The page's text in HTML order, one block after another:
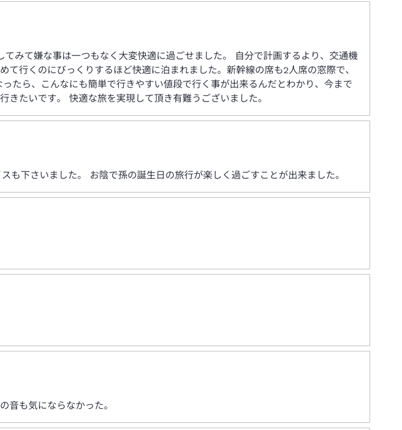
みて嫌な事は一つもなく大変快適に過ごせました。 自分で計画するより、交通機
行くのにびっくりするほど快適に泊まれました。新幹線の席も2人席の窓際で、
たら、こんなにも簡単で行きやすい値段で行く事が出来るんだとわかり、今まで
たいです。 快適な旅を実現して頂き有難うございました。
下さいました。 お陰で孫の誕生日の旅行が楽しく過ごすことが出来ました。
音も気にならなかった。